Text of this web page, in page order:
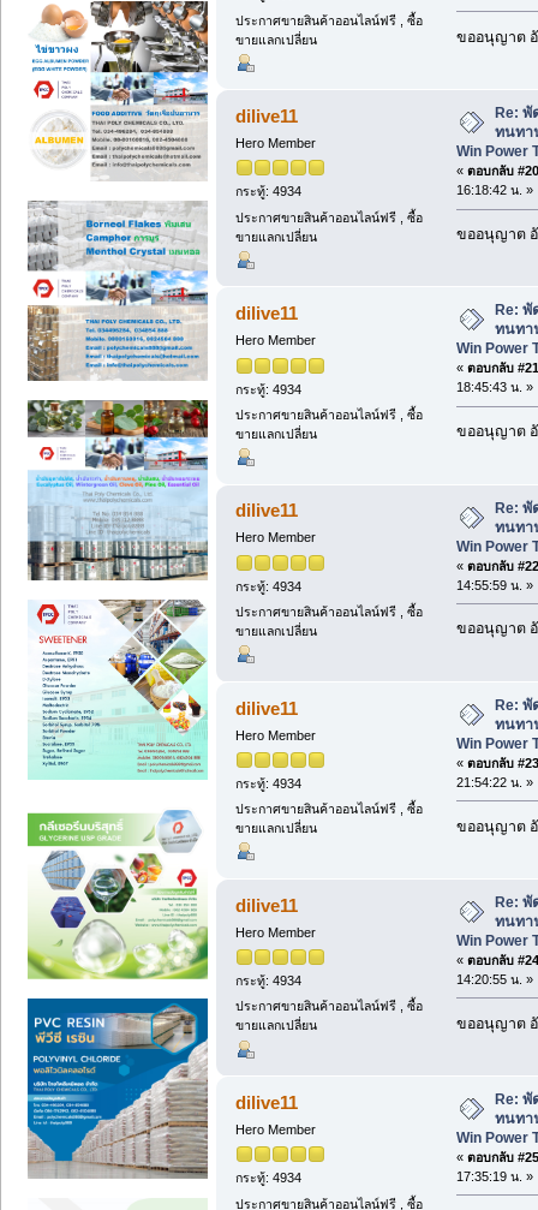
ประกาศขายสินค้าออนไลน์ฟรี , ซื้อ
ขายแลกเปลี่ยน
ขออนุญาต
dilive11
Hero Member
กระทู้: 4934
ประกาศขายสินค้าออนไลน์ฟรี , ซื้อ
ขายแลกเปลี่ยน
Re:
ทนทา
Win Power
« ตอบกลับ
16:18:42 น. »
ขออนุญาต
dilive11
Hero Member
กระทู้: 4934
ประกาศขายสินค้าออนไลน์ฟรี , ซื้อ
ขายแลกเปลี่ยน
Re:
ทนทา
Win Power
« ตอบกลับ
18:45:43 น. »
ขออนุญาต
dilive11
Hero Member
กระทู้: 4934
ประกาศขายสินค้าออนไลน์ฟรี , ซื้อ
ขายแลกเปลี่ยน
Re: พั
ทนทา
Win Power
« ตอบกลับ
14:55:59 น. »
ขออนุญาต
dilive11
Hero Member
กระทู้: 4934
ประกาศขายสินค้าออนไลน์ฟรี , ซื้อ
ขายแลกเปลี่ยน
Re: พั
ทนทา
Win Power
« ตอบกลับ
21:54:22 น. »
ขออนุญาต
dilive11
Hero Member
กระทู้: 4934
ประกาศขายสินค้าออนไลน์ฟรี , ซื้อ
ขายแลกเปลี่ยน
Re: พั
ทนทา
Win Power
« ตอบกลับ
14:20:55 น. »
ขออนุญาต
dilive11
Hero Member
กระทู้: 4934
ประกาศขายสินค้าออนไลน์ฟรี , ซื้อ
Re:
ทนทา
Win Power
« ตอบกลับ
17:35:19 น. »